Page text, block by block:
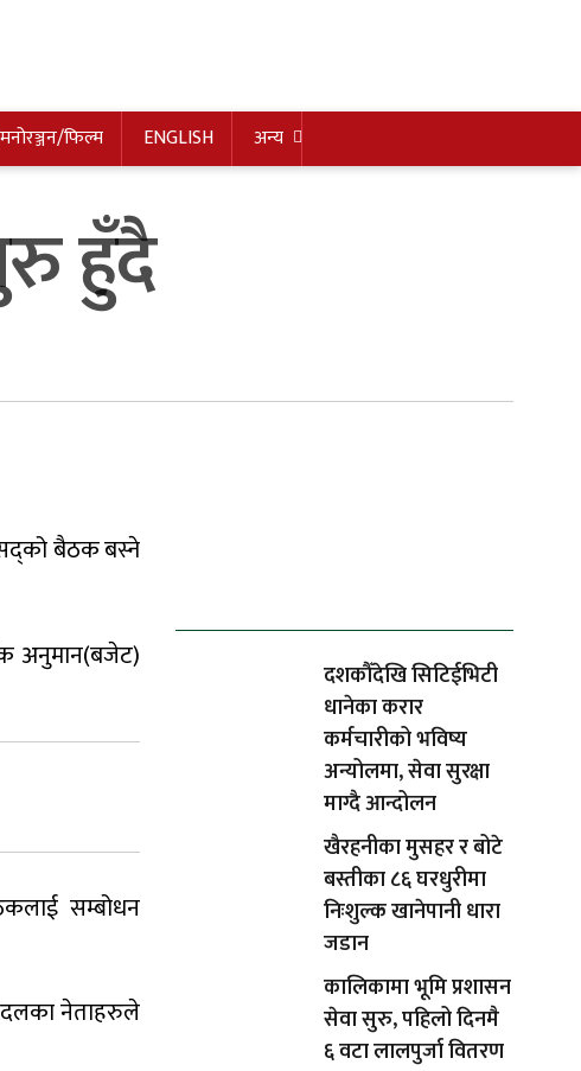
फिल्म ENGLISH अन्य
हुँदै
बैठक बस्ने
अनुमान(बजेट)
सम्बोधन
दलका नेताहरुले
दशकौँदेखि सिटिईभिटी
धानेका करार
कर्मचारीको भविष्य
अन्योलमा, सेवा सुरक्षा
माग्दै आन्दोलन
खैरहनीका मुसहर र बोटे
बस्तीका ८६ घरधुरीमा
निःशुल्क खानेपानी धारा
जडान
कालिकामा भूमि प्रशासन
सेवा सुरु, पहिलो दिनमै
६ वटा लालपुर्जा वितरण